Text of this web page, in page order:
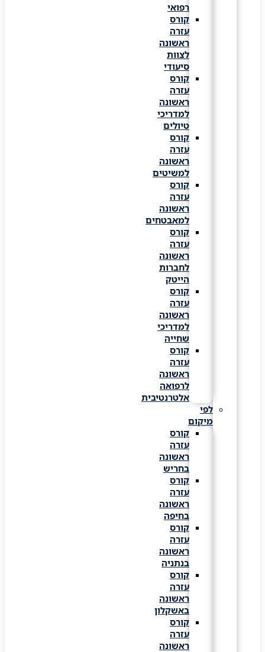
רפואי
קורס
עזרה
ראשונה
לצוות
סיעודי
קורס
עזרה
ראשונה
למדריכי
טיולים
קורס
עזרה
ראשונה
למשיטים
קורס
עזרה
ראשונה
למאבטחים
קורס
עזרה
ראשונה
לחברות
הייטק
קורס
עזרה
ראשונה
למדריכי
שחייה
קורס
עזרה
ראשונה
לרפואה
אלטרנטיבית
לפי
מיקום
קורס
עזרה
ראשונה
בחריש
קורס
עזרה
ראשונה
בחיפה
קורס
עזרה
ראשונה
בנתניה
קורס
עזרה
ראשונה
באשקלון
קורס
עזרה
ראשונה